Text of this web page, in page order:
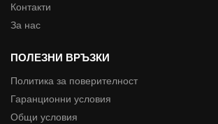
Контакти
За нас
ПОЛЕЗНИ ВРЪЗКИ
Политика за поверителност
Гаранционни условия
Общи условия